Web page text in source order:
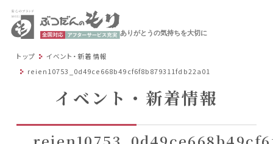
ありがとうの気持ちを大切に
トップ
イベント・新着情報
reien10753_0d49ce668b49cf6f8b879311fdb22a01
イベント・新着情報